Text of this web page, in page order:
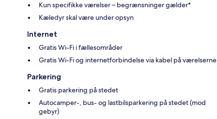
Kun specifikke værelser – begrænsninger gælder*
Kæledyr skal være under opsyn
Internet
Gratis Wi-Fi i fællesområder
Gratis Wi-Fi og internetforbindelse via kabel på værelserne
Parkering
Gratis parkering på stedet
Autocamper-, bus- og lastbilsparkering på stedet (mod
gebyr)